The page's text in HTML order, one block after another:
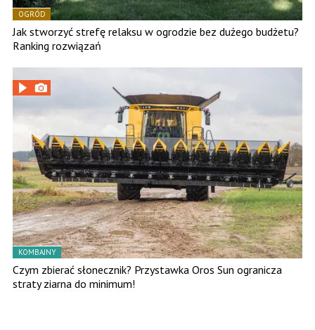
OGRÓD
Jak stworzyć strefę relaksu w ogrodzie bez dużego budżetu?
Ranking rozwiązań
KOMBAJNY
Czym zbierać słonecznik? Przystawka Oros Sun ogranicza
straty ziarna do minimum!